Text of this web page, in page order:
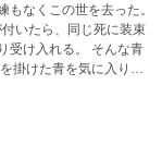
なくこの世を去った。
る。 そんな青
う。 至って平
一つ一つを楽しむタケ
。 それに気付かない
ない。 だけど共に過